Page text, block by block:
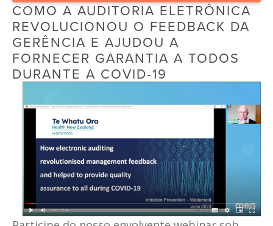
COMO A AUDITORIA ELETRÔNICA
REVOLUCIONOU O FEEDBACK DA
GERÊNCIA E AJUDOU A
FORNECER GARANTIA A TODOS
DURANTE A COVID-19